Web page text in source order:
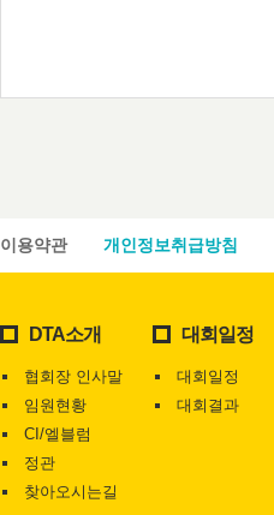
이용약관 개인정보취급방침
DTA소개
협회장 인사말
임원현황
CI/엘블럼
정관
찾아오시는길
대회일정
대회일정
대회결과